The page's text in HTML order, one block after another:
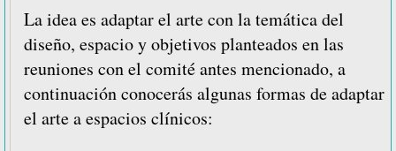
La idea es adaptar el arte con la temática del
diseño, espacio y objetivos planteados en las
reuniones con el comité antes mencionado, a
continuación conocerás algunas formas de adaptar
el arte a espacios clínicos: